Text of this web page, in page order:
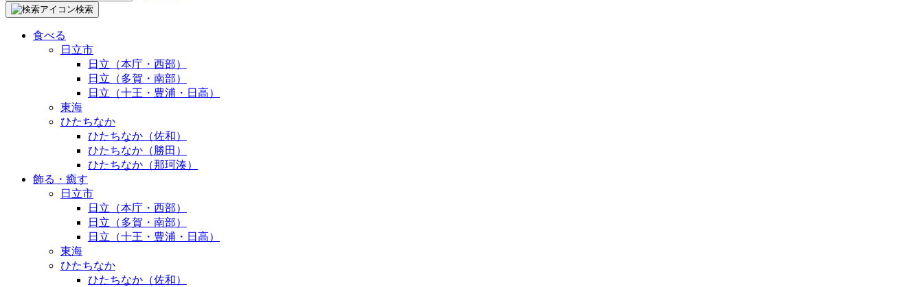
索:
検索
食べる
日立市
日立（本庁・西部）
日立（多賀・南部）
日立（十王・豊浦・日高）
東海
ひたちなか
ひたちなか（佐和）
ひたちなか（勝田）
ひたちなか（那珂湊）
飾る・癒す
日立市
日立（本庁・西部）
日立（多賀・南部）
日立（十王・豊浦・日高）
東海
ひたちなか
ひたちなか（佐和）